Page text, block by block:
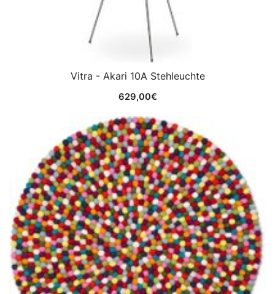
Vitra - Akari 10A Stehleuchte
629,00€